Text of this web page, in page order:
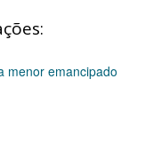
menor emancipado